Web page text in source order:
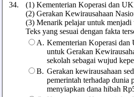
34.
(1) Kementerian Koperasi dan
(2) Gerakan Kewirausahaan
(3) Menarik pelajar untuk menjadi
Teks yang sesuai dengan fakta
A. Kementerian Koperasi
untuk Gerakan
sekolah sebagai wujud
B. Gerakan kewirausahaan
pemerintah terhadap
menyiapkan dana hibah